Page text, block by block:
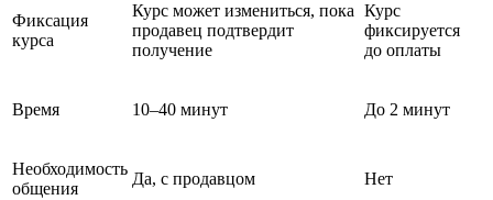
Фиксация
курса
Курс может измениться, пока
продавец подтвердит
получение
Курс
фиксируется
до оплаты
Время 10–40 минут До 2 минут
Необходимость
общения
Да, с продавцом Нет